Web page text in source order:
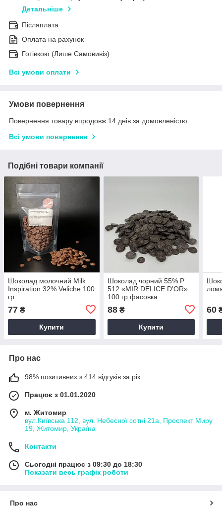
Детальніше
Післяплата
Оплата на рахунок
Готівкою (Лише Самовивіз)
Всі умови оплати
Умови повернення
Повернення товару впродовж 14 днів за домовленістю
Всі умови повернення
Подібні товари компанії
Шоколад молочний Milk
Inspiration 32% Veliche 100
гр
77 ₴
Купити
Шоколад чорний 55% Р
512 «MIR DELICE D’OR»
100 гр фасовка
88₴
Купити
60
Про нас
98% позитивних з 414 відгуків за рік
Працює з 01.01.2020
м. Житомир
вул.Київська 112, вул. Небесної сотні 21а, Проспект Миру
19, Житомир, Україна
Контакти
Сьогодні працює з 09:30 до 18:30
Показати весь графік роботи
Про нас